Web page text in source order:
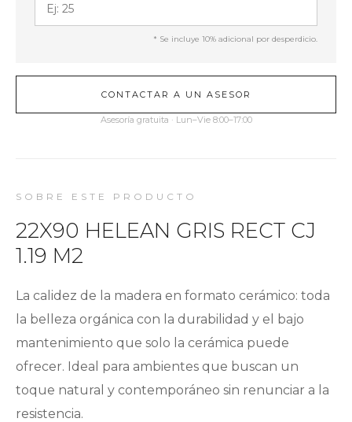
* Se incluye 10% adicional por desperdicio.
CONTACTAR A UN ASESOR
Asesoría gratuita · Lun–Vie 8:00–17:00
SOBRE ESTE PRODUCTO
22X90 HELEAN GRIS RECT CJ
1.19 M2
La calidez de la madera en formato cerámico: toda
la belleza orgánica con la durabilidad y el bajo
mantenimiento que solo la cerámica puede
ofrecer. Ideal para ambientes que buscan un
toque natural y contemporáneo sin renunciar a la
resistencia.